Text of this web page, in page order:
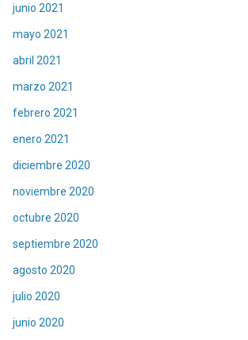
junio 2021
mayo 2021
abril 2021
marzo 2021
febrero 2021
enero 2021
diciembre 2020
noviembre 2020
octubre 2020
septiembre 2020
agosto 2020
julio 2020
junio 2020